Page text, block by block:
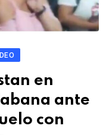
en
ante
con